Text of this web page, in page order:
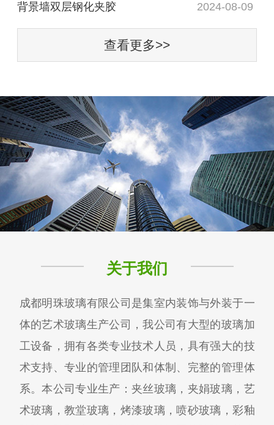
背景墙双层钢化夹胶 2024-08-09
查看更多>>
关于我们
成都明珠玻璃有限公司是集室内装饰与外装于一
体的艺术玻璃生产公司，我公司有大型的玻璃加
工设备，拥有各类专业技术人员，具有强大的技
术支持、专业的管理团队和体制、完整的管理体
系。本公司专业生产：夹丝玻璃，夹娟玻璃，艺
术玻璃，教堂玻璃，烤漆玻璃，喷砂玻璃，彩釉